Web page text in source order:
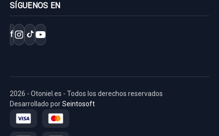
SÍGUENOS EN
f
2026 - Otoniel.es - Todos los derechos reservados
Desarrollado porSeintosoft